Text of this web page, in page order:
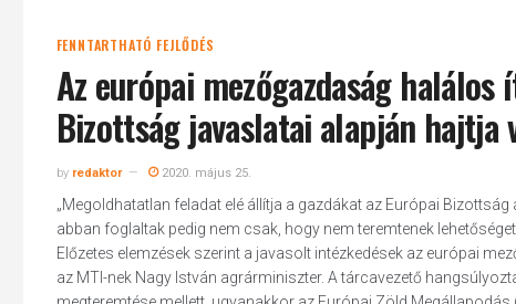
FENNTARTHATÓ FEJLŐDÉS
Az európai mezőgazdaság
Bizottság javaslatai alapján hajtja
by redaktor 2020. május 25.
„Megoldhatatlan feladat elé állítja a gazdákat az Európai
abban foglaltak pedig nem csak, hogy nem teremtenek
Előzetes elemzések szerint a javasolt intézkedések az európai
az MTI-nek Nagy István agrárminiszter. A tárcavezető